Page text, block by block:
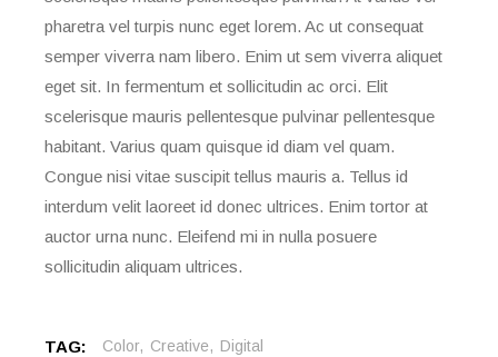
pharetra vel turpis nunc eget lorem. Ac ut consequat
semper viverra nam libero. Enim ut sem viverra aliquet
eget sit. In fermentum et sollicitudin ac orci. Elit
scelerisque mauris pellentesque pulvinar pellentesque
habitant. Varius quam quisque id diam vel quam.
Congue nisi vitae suscipit tellus mauris a. Tellus id
interdum velit laoreet id donec ultrices. Enim tortor at
auctor urna nunc. Eleifend mi in nulla posuere
sollicitudin aliquam ultrices.
TAG: Color Creative Digital